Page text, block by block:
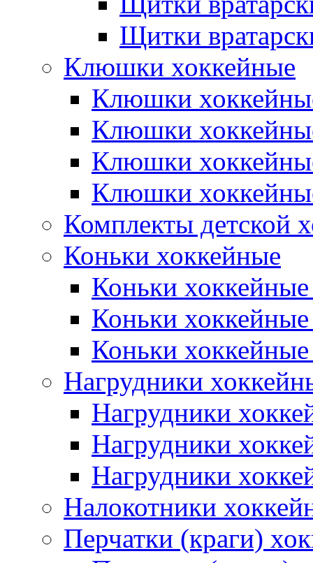
Щитки
Клюшки хоккейные
Клюшки
Клюшки
Клюшки
Клюшки
Комплекты детской
Коньки хоккейные
Коньки хоккейные
Коньки
Коньки
Нагрудники
Нагрудники
Нагрудники
Нагрудники
Налокотники
Перчатки (краги)